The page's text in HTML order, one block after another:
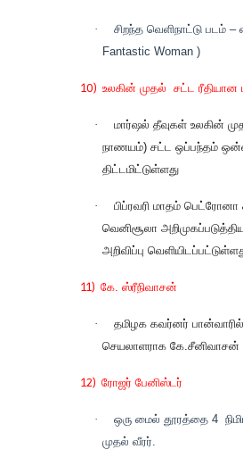
·
சிறந்த வெளிநாட்டு படம்
Fantastic Woman )
10) உலகின் முதல் சட்ட ரீதியான
·
மார்ஷல் தீவுகள் உலகின்
நாணயம்) சட்ட ஒப்பந்தம்
திட்டமிட்டுள்ளது
·
பிப்ரவரி மாதம்
வெனிசூலா
அறிவிப்பு
11) கே. ஸ்ரீநிவாசன்
·
தமிழக கவர்னர்
செயலாளராக கே.சீனிவாசன்
12) ரோஜர் பேனிஸ்டர்
· ஒரு மைல் தூரத்தை 4
முதல் வீரர்.